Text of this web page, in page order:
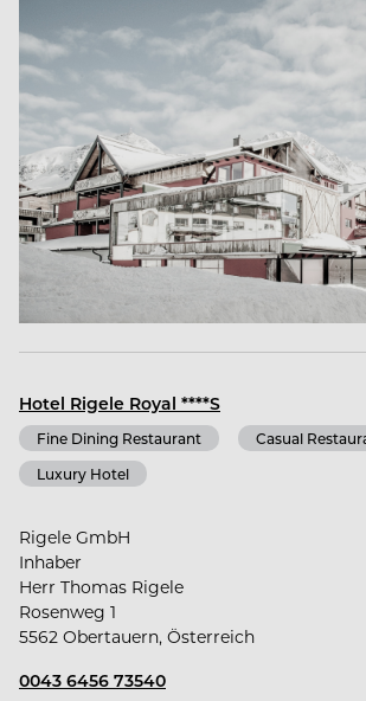
Hotel Rigele Royal ****S
Fine Dining Restaurant
Casual
Luxury Hotel
Rigele GmbH
Inhaber
Herr Thomas Rigele
Rosenweg 1
5562 Obertauern, Österreich
0043 6456 73540